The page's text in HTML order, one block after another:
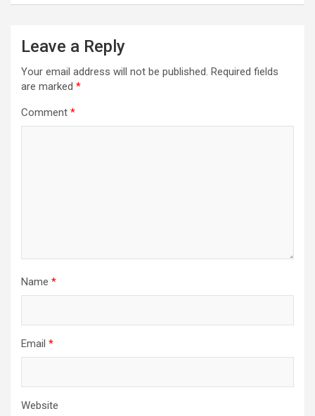
Leave a Reply
Your email address will not be published. Required fields
are marked *
Comment *
Name *
Email *
Website